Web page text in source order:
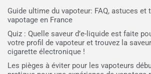
Guide ultime du vapoteur: FAQ, astuces et
vapotage en France
Quiz : Quelle saveur d’e-liquide est faite
votre profil de vapoteur et trouvez la
cigarette électronique !
Les pièges à éviter pour les vapoteurs